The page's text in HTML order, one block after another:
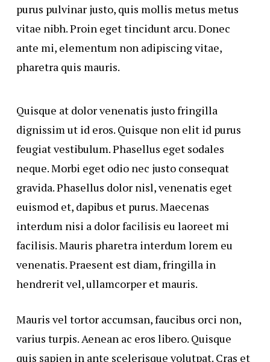
purus pulvinar justo, quis mollis metus metus
vitae nibh. Proin eget tincidunt arcu. Donec
ante mi, elementum non adipiscing vitae,
pharetra quis mauris.
Quisque at dolor venenatis justo fringilla
dignissim ut id eros. Quisque non elit id purus
feugiat vestibulum. Phasellus eget sodales
neque.Morbi eget odio nec justo consequat
gravida. Phasellus dolor nisl, venenatis eget
euismod et, dapibus et purus. Maecenas
interdum nisi a dolor facilisis eu laoreet mi
facilisis. Mauris pharetra interdum lorem eu
venenatis. Praesent est diam, fringilla in
hendrerit vel, ullamcorper et mauris.
Mauris vel tortor accumsan, faucibus orci non,
varius turpis. Aenean ac eros libero. Quisque
quis sapien in ante scelerisque volutpat. Cras et